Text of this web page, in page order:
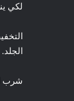
لكي
الجلد.
شرب